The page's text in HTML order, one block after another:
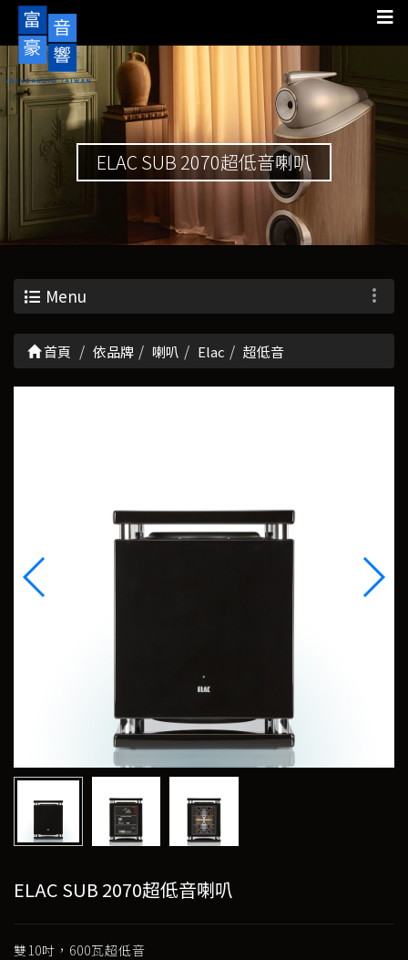
ELAC SUB 2070超低音喇叭
Menu
首頁 依品牌 喇叭 Elac 超低音
ELAC SUB 2070超低音喇叭
雙10吋，600瓦超低音